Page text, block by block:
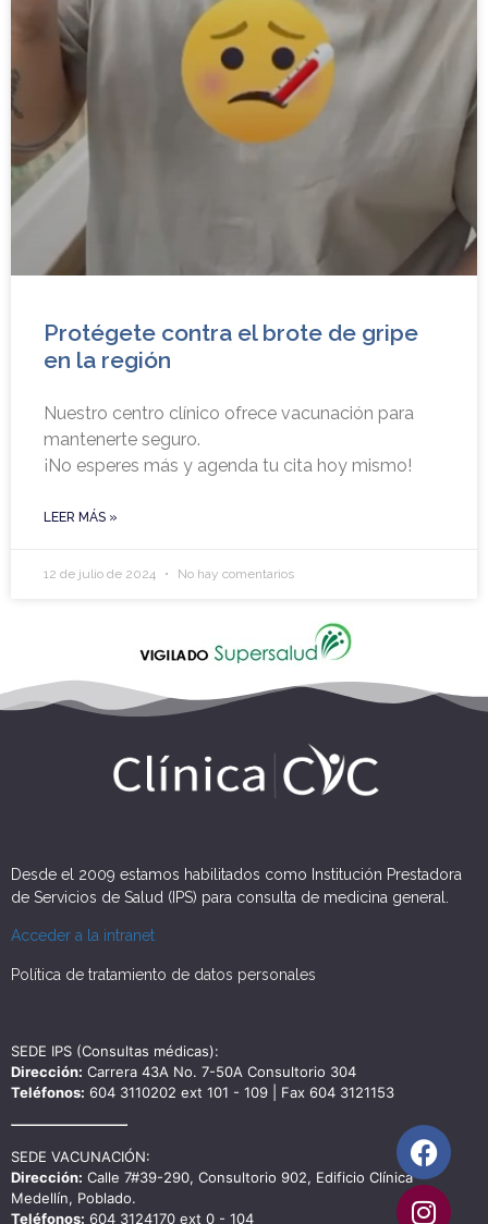
Protégete contra el brote de gripe
en la región
Nuestro centro clínico ofrece vacunación para
mantenerte seguro.
¡No esperes más y agenda tu cita hoy mismo!
LEER MÁS »
12 de julio de 2024 No hay comentarios
Desde el 2009 estamos habilitados como Institución Prestadora
de Servicios de Salud (IPS) para consulta de medicina general.
Acceder a la intranet
Política de tratamiento de datos personales
SEDE IPS (Consultas médicas):
Dirección: Carrera 43A No. 7-50A Consultorio 304
Teléfonos: 604 3110202 ext 101 - 109 | Fax 604 3121153
SEDE VACUNACIÓN:
Dirección: Calle 7#39-290, Consultorio 902, Edificio Clínica
Medellín, Poblado.
Teléfonos: 604 3124170 ext 0 - 104